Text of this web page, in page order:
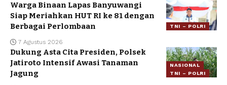
TNI – POLRI
Warga Binaan Lapas Banyuwangi
Siap Meriahkan HUT RI ke 81 dengan
Berbagai Perlombaan
7 Agustus 2026
NASIONAL
TNI – POLRI
Dukung Asta Cita Presiden, Polsek
Jatiroto Intensif Awasi Tanaman
Jagung